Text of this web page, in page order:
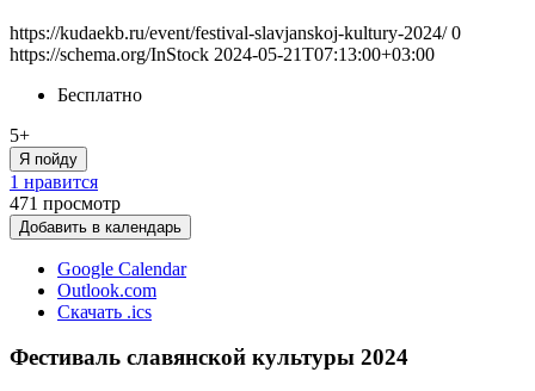
https://kudaekb.ru/event/festival-slavjanskoj-kultury-2024/ 0
https://schema.org/InStock 2024-05-21T07:13:00+03:00
Бесплатно
5+
Я пойду
1 нравится
471 просмотр
Добавить в календарь
Google Calendar
Outlook.com
Скачать .ics
Фестиваль славянской культуры 2024